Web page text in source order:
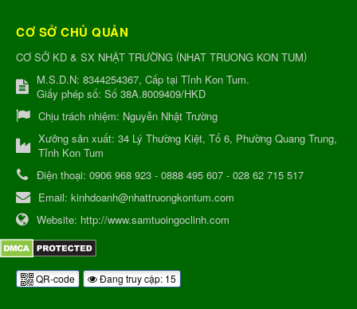
CƠ SỞ CHỦ QUẢN
CƠ SỞ KD & SX NHẬT TRƯỜNG (NHAT TRUONG KON TUM)
M.S.D.N: 8344254367, Cấp tại Tỉnh Kon Tum.
Giấy phép số: Số 38A.8009409/HKD
Chịu trách nhiệm: Nguyễn Nhật Trường
Xưởng sản xuất: 34 Lý Thường Kiệt, Tổ 6, Phường Quang Trung,
Tỉnh Kon Tum
Điện thoại: 0906 968 923 - 0888 495 607 - 028 62 715 517
Email: kinhdoanh@nhattruongkontum.com
Website: http://www.samtuoingoclinh.com
QR-code Đang truy cập: 15